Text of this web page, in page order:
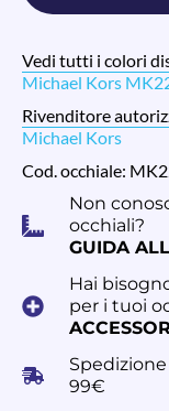
Vedi tutti i colori
Michael Kors
Rivenditore
Michael Kors
Cod. occhiale:
Non
occhiali?
GUIDA
Hai
per i tuoi
99€